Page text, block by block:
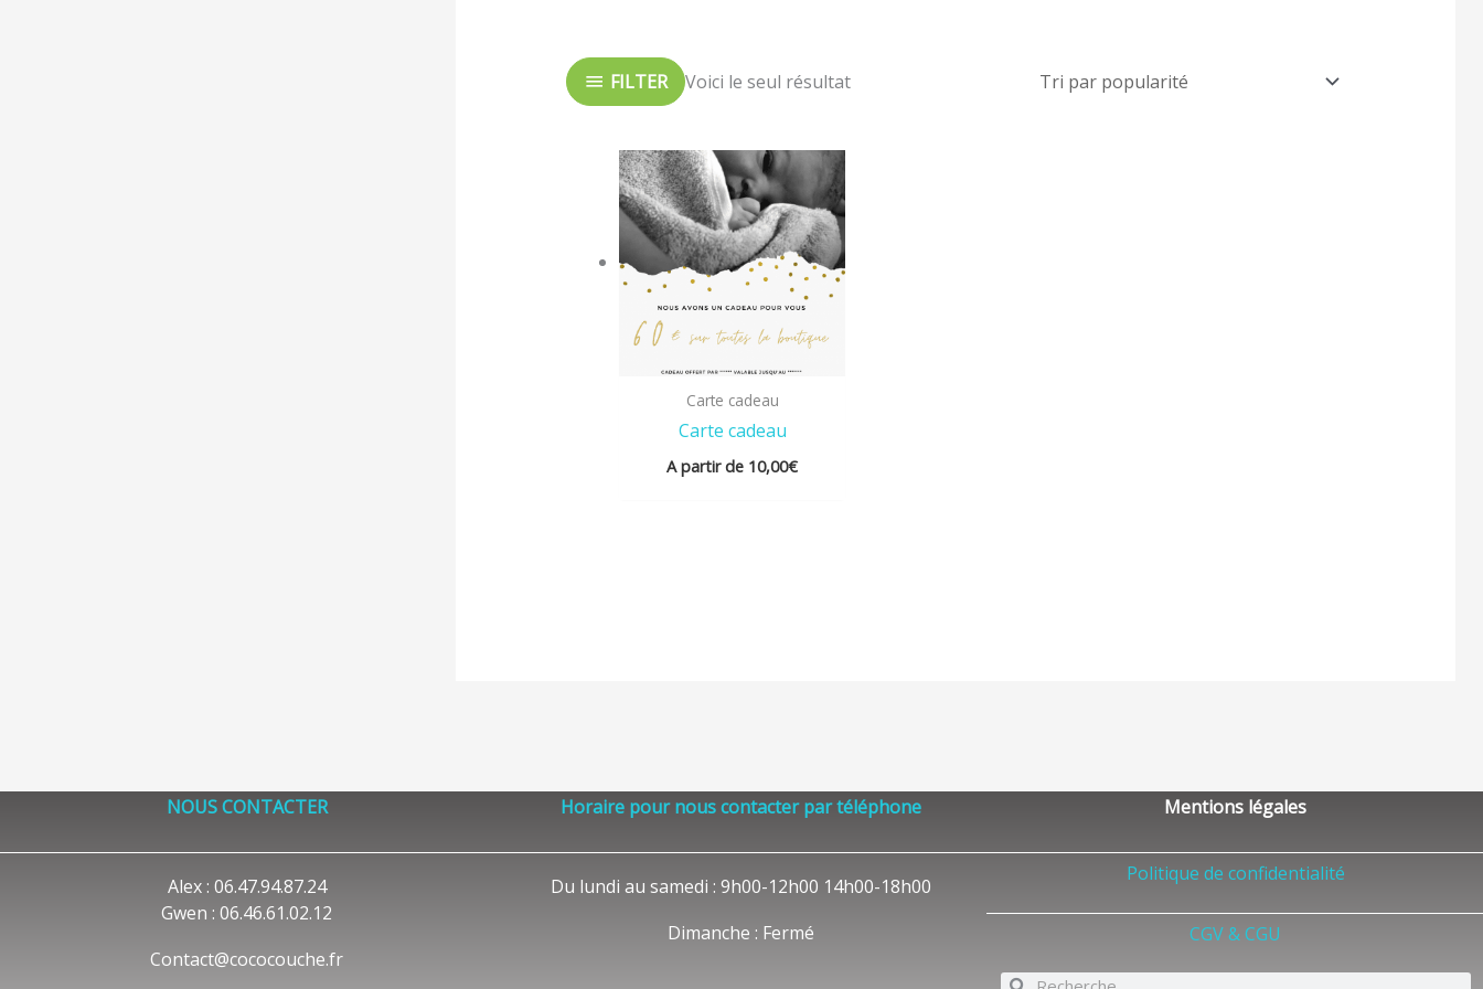
FILTER Voici le seul résultat
Carte cadeau
Carte cadeau
A partir de 10,00€
NOUS CONTACTER
Alex : 06.47.94.87.24
Gwen : 06.46.61.02.12
Contact@cococouche.fr
Horaire pour nous contacter par téléphone
Du lundi au samedi : 9h00-12h00 14h00-18h00
Dimanche : Fermé
Mentions légales
Politique de confidentialité
CGV & CGU
Rechercher
Rechercher